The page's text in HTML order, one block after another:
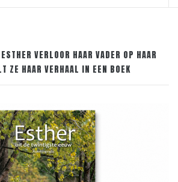
ESTHER VERLOOR HAAR VADER OP HAAR
ZE HAAR VERHAAL IN EEN BOEK